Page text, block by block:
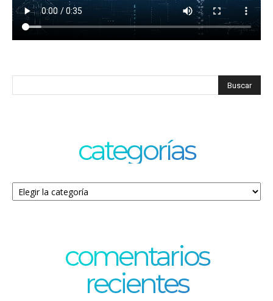
categorías
Categorías
comentarios
recientes